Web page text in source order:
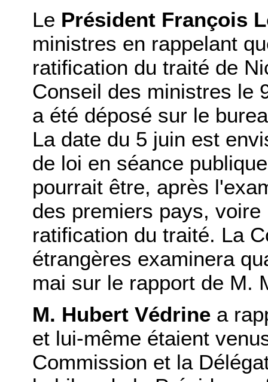
Le Président François
ministres en rappelant
ratification du traité de
Conseil des ministres le
a été déposé sur le
La date du 5 juin est
de loi en séance
pourrait être, après
des premiers pays,
ratification du traité. La
étrangères examinera
mai sur le rapport de M.
M. Hubert Védrine a
et lui-même étaient
Commission et la